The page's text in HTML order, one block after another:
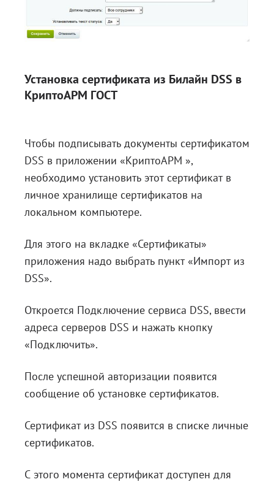
Установка сертификата из Билайн DSS в
КриптоАРМ ГОСТ
Чтобы подписывать документы сертификатом
DSS в приложении «КриптоАРМ »,
необходимо установить этот сертификат в
личное хранилище сертификатов на
локальном компьютере.
Для этого на вкладке «Сертификаты»
приложения надо выбрать пункт «Импорт из
DSS».
Откроется Подключение сервиса DSS, ввести
адреса серверов DSS и нажать кнопку
«Подключить».
После успешной авторизации появится
сообщение об установке сертификатов.
Сертификат из DSS появится в списке личные
сертификатов.
С этого момента сертификат доступен для